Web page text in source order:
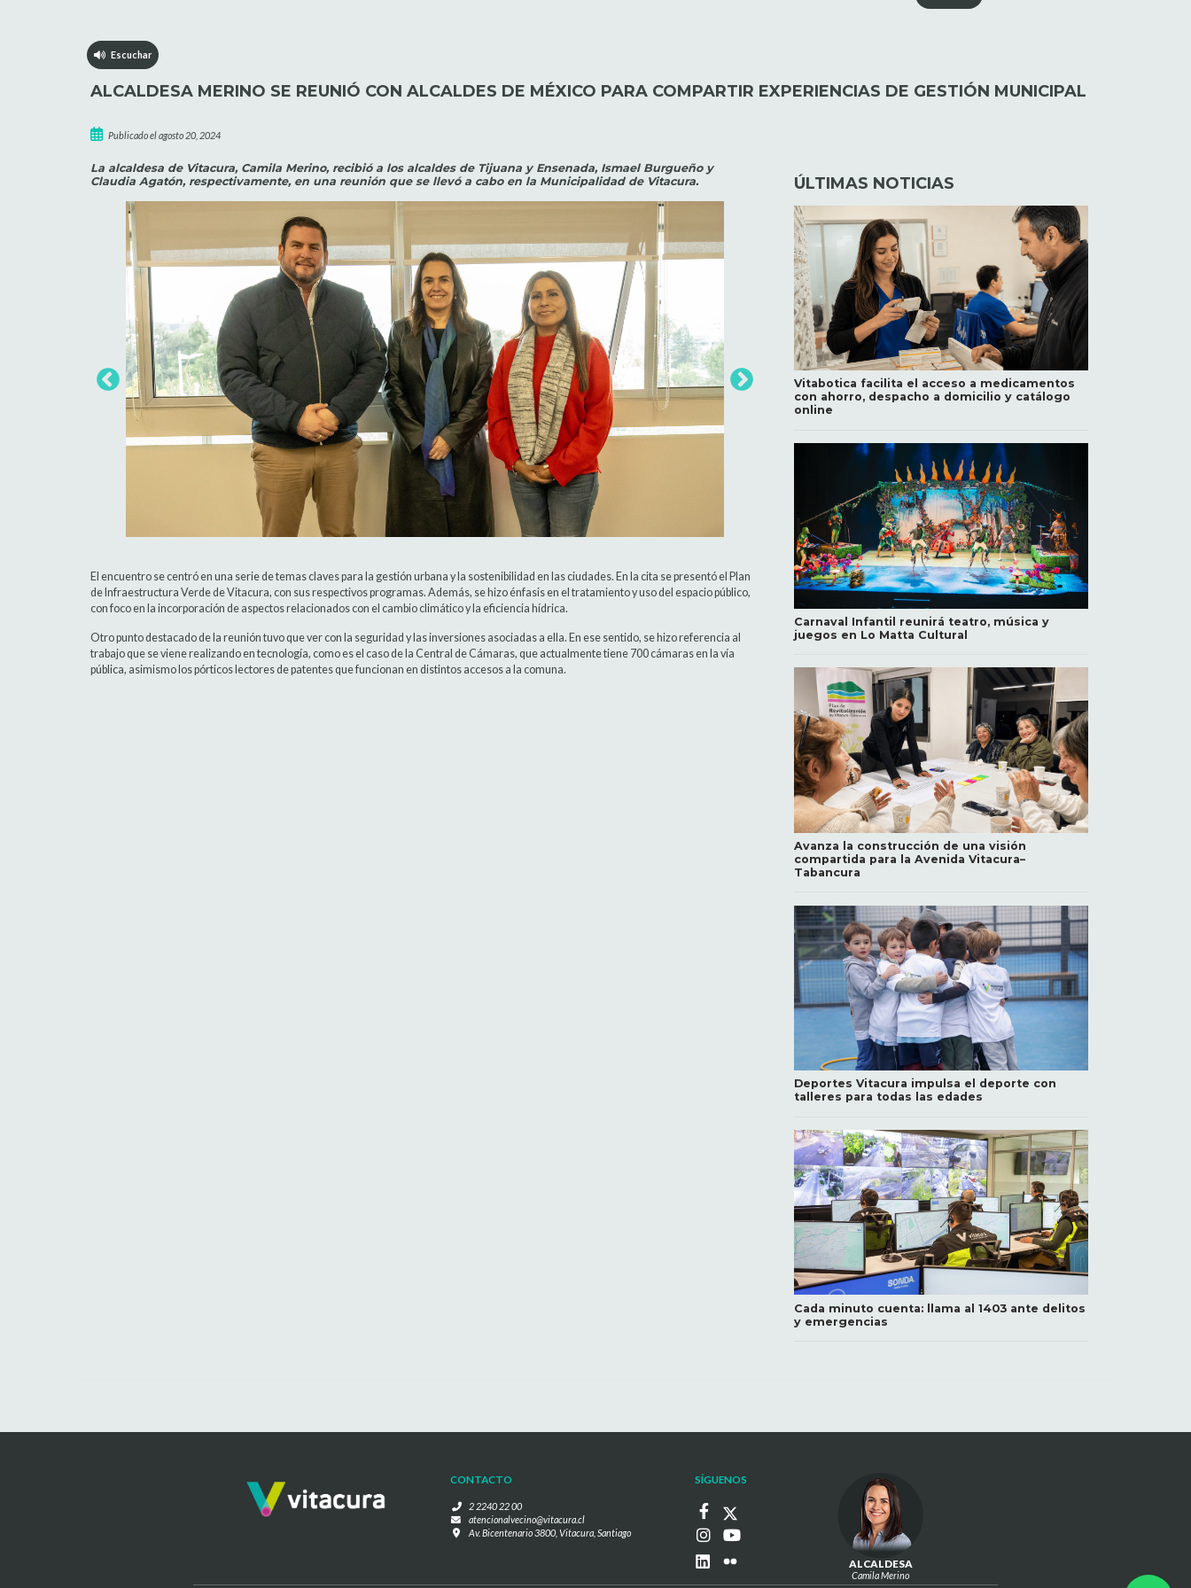
Escuchar
ALCALDESA MERINO SE REUNIÓ CON ALCALDES DE MÉXICO PARA COMPARTIR EXPERIENCIAS DE GESTIÓN MUNICIPAL
Publicado el agosto 20, 2024
La alcaldesa de Vitacura, Camila Merino, recibió a los alcaldes de Tijuana y Ensenada, Ismael Burgueño y
Claudia Agatón, respectivamente, en una reunión que se llevó a cabo en la Municipalidad de Vitacura.
El encuentro se centró en una serie de temas claves para la gestión urbana y la sostenibilidad en las ciudades. En la cita se presentó el Plan
de Infraestructura Verde de Vitacura, con sus respectivos programas. Además, se hizo énfasis en el tratamiento y uso del espacio público,
con foco en la incorporación de aspectos relacionados con el cambio climático y la eficiencia hídrica.
Otro punto destacado de la reunión tuvo que ver con la seguridad y las inversiones asociadas a ella. En ese sentido, se hizo referencia al
trabajo que se viene realizando en tecnología, como es el caso de la Central de Cámaras, que actualmente tiene 700 cámaras en la vía
pública, asimismo los pórticos lectores de patentes que funcionan en distintos accesos a la comuna.
ÚLTIMAS NOTICIAS
Vitabotica facilita el acceso a medicamentos
con ahorro, despacho a domicilio y catálogo
online
Carnaval Infantil reunirá teatro, música y
juegos en Lo Matta Cultural
Avanza la construcción de una visión
compartida para la Avenida Vitacura–
Tabancura
Deportes Vitacura impulsa el deporte con
talleres para todas las edades
Cada minuto cuenta: llama al 1403 ante delitos
y emergencias
CONTACTO
2 2240 22 00
atencionalvecino@vitacura.cl
Av. Bicentenario 3800, Vitacura, Santiago
SÍGUENOS
ALCALDESA
Camila Merino